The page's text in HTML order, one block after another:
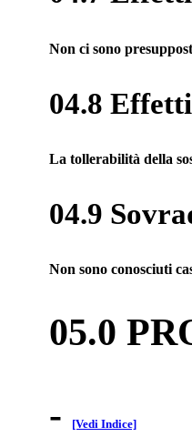
Non ci sono
04.8
La tollerabilità della
04.9
Non sono conosciuti
05.0
-
[Vedi Indice]